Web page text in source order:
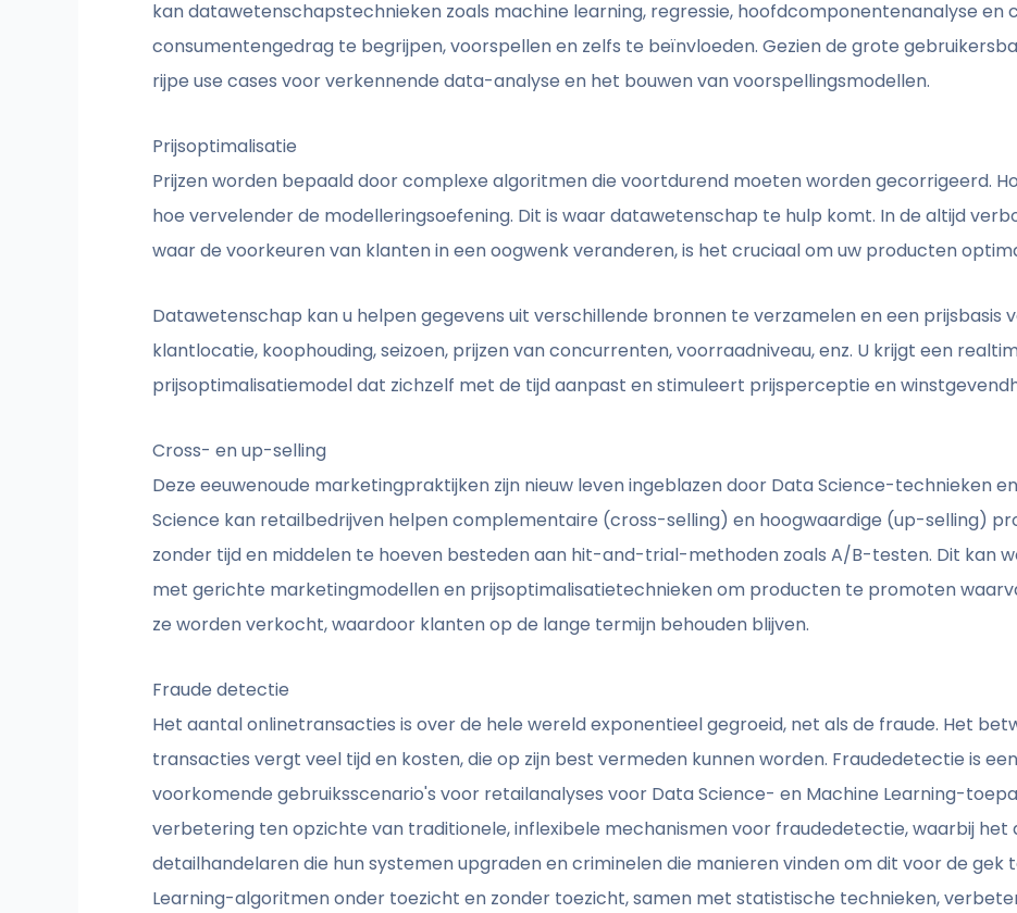
kan datawetenschapstechnieken zoals machine learning, regressie, hoofdcomponentenanalyse en
consumentengedrag te begrijpen, voorspellen en zelfs te beïnvloeden. Gezien de grote
rijpe use cases voor verkennende data-analyse en het bouwen van voorspellingsmodellen.
Prijsoptimalisatie
Prijzen worden bepaald door complexe algoritmen die voortdurend moeten worden gecorrigeerd.
hoe vervelender de modelleringsoefening. Dit is waar datawetenschap te hulp komt. In de altijd
waar de voorkeuren van klanten in een oogwenk veranderen, is het cruciaal om uw producten
Datawetenschap kan u helpen gegevens uit verschillende bronnen te verzamelen en een prijsbasis
klantlocatie, koophouding, seizoen, prijzen van concurrenten, voorraadniveau, enz. U krijgt een
prijsoptimalisatiemodel dat zichzelf met de tijd aanpast en stimuleert prijsperceptie en
Cross- en up-selling
Deze eeuwenoude marketingpraktijken zijn nieuw leven ingeblazen door Data Science-technieken
Science kan retailbedrijven helpen complementaire (cross-selling) en hoogwaardige (up-selling)
zonder tijd en middelen te hoeven besteden aan hit-and-trial-methoden zoals A/B-testen. Dit kan
met gerichte marketingmodellen en prijsoptimalisatietechnieken om producten te promoten
ze worden verkocht, waardoor klanten op de lange termijn behouden blijven.
Fraude detectie
Het aantal onlinetransacties is over de hele wereld exponentieel gegroeid, net als de fraude. Het
transacties vergt veel tijd en kosten, die op zijn best vermeden kunnen worden. Fraudedetectie is
voorkomende gebruiksscenario's voor retailanalyses voor Data Science- en Machine Learning-
verbetering ten opzichte van traditionele, inflexibele mechanismen voor fraudedetectie, waarbij het
detailhandelaren die hun systemen upgraden en criminelen die manieren vinden om dit voor de gek
Learning-algoritmen onder toezicht en zonder toezicht, samen met statistische technieken,